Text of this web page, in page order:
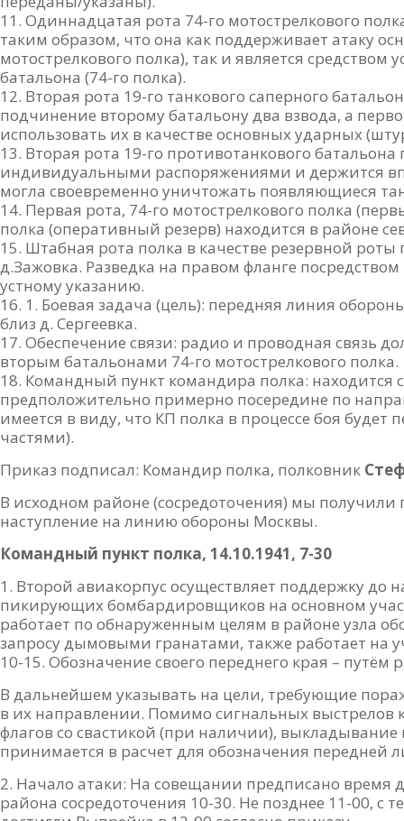
Одиннадцатая рота 74-го мотострелкового
таким образом, что она как поддерживает атаку
мотострелкового полка), так и является средством
батальона (74-го полка).
Вторая рота 19-го танкового саперного
подчинение второму батальону два взвода, а
использовать их в качестве основных ударных
Вторая рота 19-го противотанкового
индивидуальными распоряжениями и держится
могла своевременно уничтожать появляющиеся
Первая рота, 74-го мотострелкового полка
полка (оперативный резерв) находится в районе
Штабная рота полка в качестве резервной роты
д.Зажовка. Разведка на правом фланге
устному указанию.
1. Боевая задача (цель): передняя линия
близ д. Сергеевка.
Обеспечение связи: радио и проводная связь
вторым батальонами 74-го мотострелкового полка.
Командный пункт командира полка: находится
предположительно примерно посередине по
имеется в виду, что КП полка в процессе боя
частями).
Приказ подписал: Командир полка, полковник
В исходном районе (сосредоточения) мы получили
наступление на линию обороны Москвы.
Командный пункт полка, 14.10.1941, 7-30
Второй авиакорпус осуществляет поддержку до
пикирующих бомбардировщиков на основном
работает по обнаруженным целям в районе узла
запросу дымовыми гранатами, также работает на
10-15. Обозначение своего переднего края – путём
В дальнейшем указывать на цели, требующие
в их направлении. Помимо сигнальных выстрелов
флагов со свастикой (при наличии),
принимается в расчет для обозначения передней
Начало атаки: На совещании предписано время
района сосредоточения 10-30. Не позднее 11-00, с